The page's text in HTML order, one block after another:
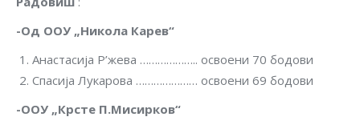
-Од ООУ „Никола Карев“
Анастасија Р’жева ……………….. освоени 70 бодови
Спасија Лукарова ………………… освоени 69 бодови
-ООУ „Крсте П.Мисирков“